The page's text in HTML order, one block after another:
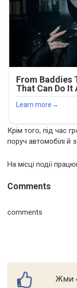
Крім того, під час
поруч автомобілі й
На місці події
Comments
comments
Жми